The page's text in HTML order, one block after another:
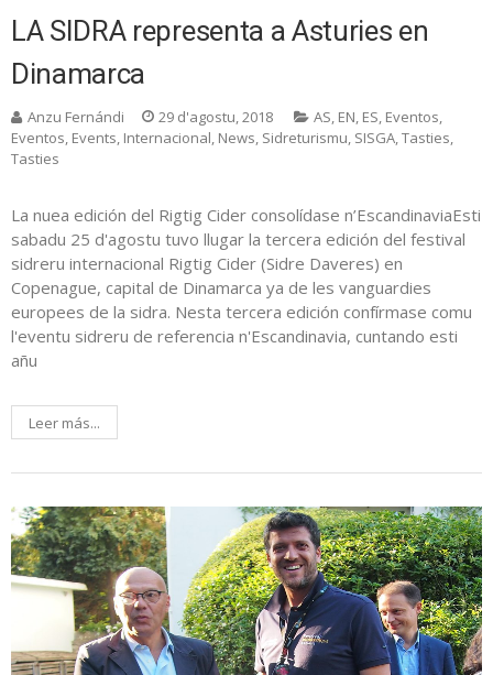
LA SIDRA representa a Asturies en
Dinamarca
Anzu Fernándi 29 d'agostu, 2018 AS, EN, ES, Eventos,
Eventos, Events, Internacional, News, Sidreturismu, SISGA,Tasties,
Tasties
La nuea edición del Rigtig Cider consolídase n’EscandinaviaEsti
sabadu 25 d'agostu tuvo llugar la tercera edición del festival
sidreru internacional Rigtig Cider (Sidre Daveres) en
Copenague, capital de Dinamarca ya de les vanguardies
europees de la sidra. Nesta tercera edición confírmase comu
l'eventu sidreru de referencia n'Escandinavia, cuntando esti
añu
Leer más...